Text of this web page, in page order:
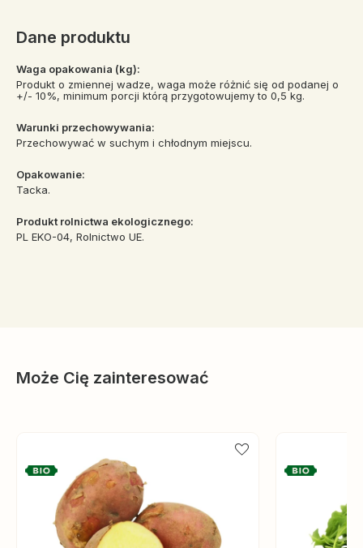
Dane produktu
Waga opakowania (kg):
Produkt o zmiennej wadze, waga może różnić się od podanej o
+/- 10%, minimum porcji którą przygotowujemy to 0,5 kg.
Warunki przechowywania:
Przechowywać w suchym i chłodnym miejscu.
Opakowanie:
Tacka.
Produkt rolnictwa ekologicznego:
PL EKO-04, Rolnictwo UE.
Może Cię zainteresować